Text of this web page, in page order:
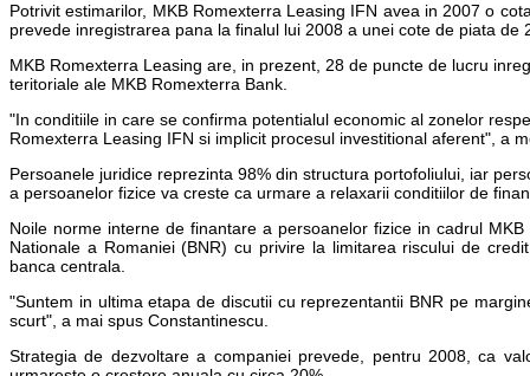
Potrivit estimarilor, MKB Romexterra Leasing IFN avea in 2007 o
prevede inregistrarea pana la finalul lui 2008 a unei cote de piata
MKB Romexterra Leasing are, in prezent, 28 de puncte de lucru
teritoriale ale MKB Romexterra Bank.
"In conditiile in care se confirma potentialul economic al zonelor
Romexterra Leasing IFN si implicit procesul investitional aferent", a
Persoanele juridice reprezinta 98% din structura portofoliului, iar
a persoanelor fizice va creste ca urmare a relaxarii conditiilor de
Noile norme interne de finantare a persoanelor fizice in cadrul
Nationale a Romaniei (BNR) cu privire la limitarea riscului de
banca centrala.
"Suntem in ultima etapa de discutii cu reprezentantii BNR pe
scurt", a mai spus Constantinescu.
Strategia de dezvoltare a companiei prevede, pentru 2008, ca